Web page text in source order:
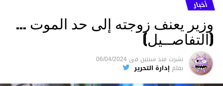
أخبار
وزير يعنف زوجته إلى حد الموت …
(التفاصــيل)
نشرت منذ سنتين فى 06/04/2024
بقلم إدارة التحرير